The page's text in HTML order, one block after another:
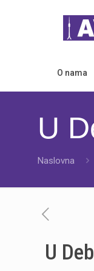
O nama
U
Naslovna
U